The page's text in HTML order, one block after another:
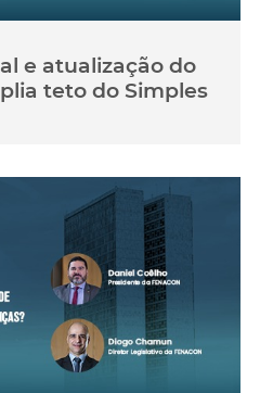
e atualização do
teto do Simples